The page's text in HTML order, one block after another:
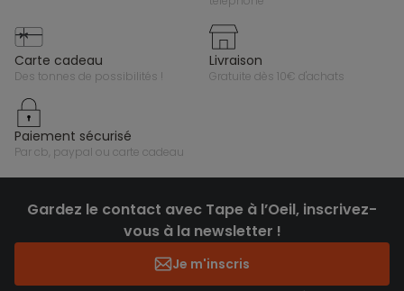
carte cadeau
des tonnes de possibilités !
livraison
gratuite dès 10€ d'achats
paiement sécurisé
par cb, paypal ou carte cadeau
Gardez le contact avec Tape à l’Oeil, inscrivez-
vous à la newsletter !
Je m'inscris